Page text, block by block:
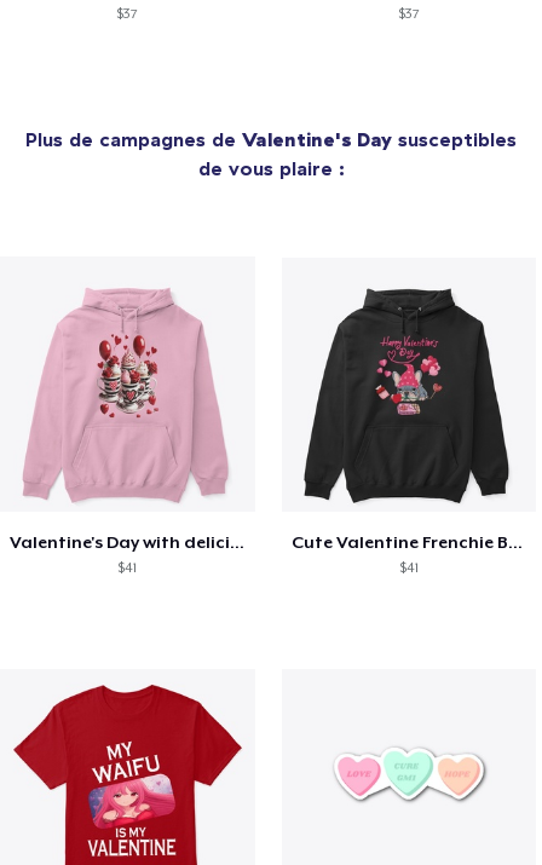
$37 $37
Plus de campagnes de Valentine's Day susceptibles
de vous plaire :
Valentine's Day with delicious food
$41
Cute Valentine Frenchie Bulldog
$41